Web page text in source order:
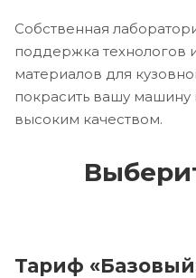
Собственная
поддержка технологов
материалов для
покрасить вашу машину
высоким качеством.
Тариф